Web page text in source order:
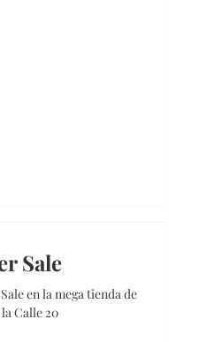
Sale
en la mega tienda de
Calle 20